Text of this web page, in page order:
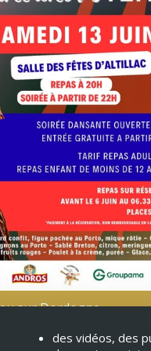
sur Dordogne
des vidéos, des